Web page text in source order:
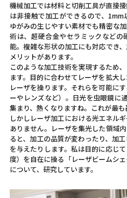
機械加工では材料と切削工具が直接
は非接触で加工ができるので、
ゆがみの生じやすい素材でも精密な
術は、超硬合金やセラミックなどの
能。複雑な形状の加工にも対応でき
メリットがあります。
このような加工技術を実現するため
ます。目的に合わせてレーザを拡大
レーザを操ります。それらを可能に
ーやレンズなど）。日光を虫眼鏡に
集まり、熱くなりますね。これが最も
しかしレーザ加工における光エネル
ありません。レーザを集光した領域
ると、加工の品質が変わったり、加
を与えたりします。私は目的に応じ
度）を自在に操る「レーザビームシ
について、研究しています。